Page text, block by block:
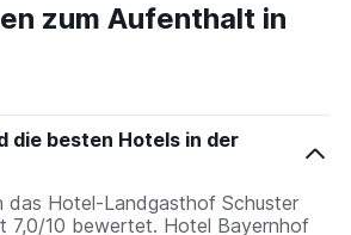
zum Aufenthalt in
die besten Hotels in der
das Hotel-Landgasthof Schuster
7,0/10 bewertet. Hotel Bayernhof